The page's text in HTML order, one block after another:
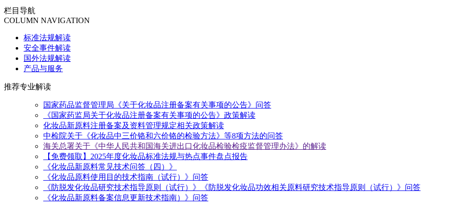
栏目导航
COLUMN NAVIGATION
标准法规解读
安全事件解读
国外法规解读
产品与服务
推荐专业解读
国家药品监督管理局《关于化妆品注册备案有关事项的公告》问答
《国家药监局关于化妆品注册备案有关事项的公告》政策解读
化妆品新原料注册备案及资料管理规定相关政策解读
中检院关于《化妆品中三价铬和六价铬的检验方法》等8项方法的问答
海关总署关于《中华人民共和国海关进出口化妆品检验检疫监督管理办法》的解读
【免费领取】2025年度化妆品标准法规与热点事件盘点报告
《化妆品新原料常见技术问答（四）》
《化妆品原料使用目的技术指南（试行）》问答
《防脱发化妆品研究技术指导原则（试行）》《防脱发化妆品功效相关原料研究技术指导原则（试行）》问答
《化妆品新原料备案信息更新技术指南）》问答